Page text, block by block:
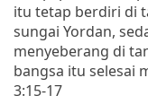
itu tetap berdiri di
sungai Yordan,
menyeberang di
bangsa itu selesai
3:15-17